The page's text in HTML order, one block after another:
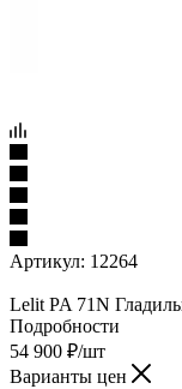
Артикул: 12264
Lelit PA 71N
Подробности
54 900 ₽/шт
Варианты цен